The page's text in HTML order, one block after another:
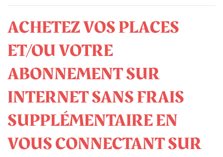
ACHETEZ VOS PLACES
ET/OU VOTRE
ABONNEMENT SUR
INTERNET SANS FRAIS
SUPPLÉMENTAIRE EN
VOUS CONNECTANT SUR